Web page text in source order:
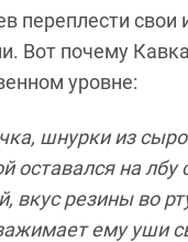
переплести свои
Вот почему
уровне:
шнурки из
оставался на
вкус резины во
ему уши